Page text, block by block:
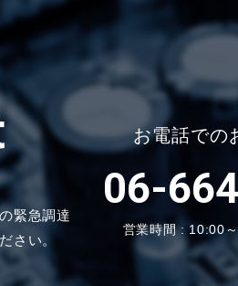
緊急調達
さい。
お電話での
06-
営業時間 : 10:00